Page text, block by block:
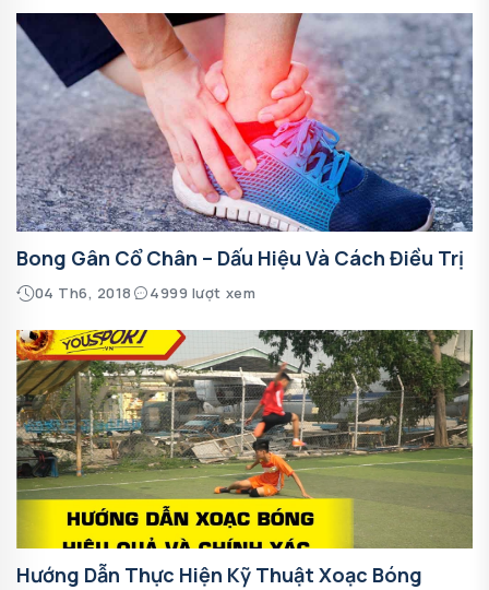
Bong Gân Cổ Chân – Dấu Hiệu Và Cách Điều Trị
04 Th6, 2018 4999 lượt xem
Hướng Dẫn Thực Hiện Kỹ Thuật Xoạc Bóng